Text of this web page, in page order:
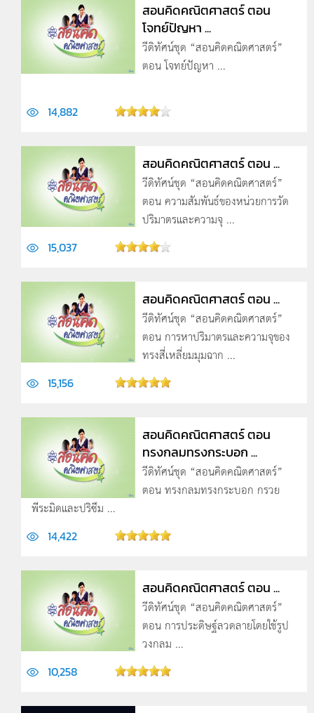
สอนคิดคณิตศาสตร์ ตอน
โจทย์ปัญหา ...
วีดิทัศน์ชุด “สอนคิดคณิตศาสตร์”
ตอน โจทย์ปัญหา ...
14,882
สอนคิดคณิตศาสตร์ ตอน ...
วีดิทัศน์ชุด “สอนคิดคณิตศาสตร์”
ตอน ความสัมพันธ์ของหน่วยการวัด
ปริมาตรและความจุ ...
15,037
สอนคิดคณิตศาสตร์ ตอน ...
วีดิทัศน์ชุด “สอนคิดคณิตศาสตร์”
ตอน การหาปริมาตรและความจุของ
ทรงสี่เหลี่ยมมุมฉาก ...
15,156
สอนคิดคณิตศาสตร์ ตอน
ทรงกลมทรงกระบอก ...
วีดิทัศน์ชุด “สอนคิดคณิตศาสตร์”
ตอน ทรงกลมทรงกระบอก กรวย
พีระมิดและปริซึม ...
14,422
สอนคิดคณิตศาสตร์ ตอน ...
วีดิทัศน์ชุด “สอนคิดคณิตศาสตร์”
ตอน การประดิษฐ์ลวดลายโดยใช้รูป
วงกลม ...
10,258